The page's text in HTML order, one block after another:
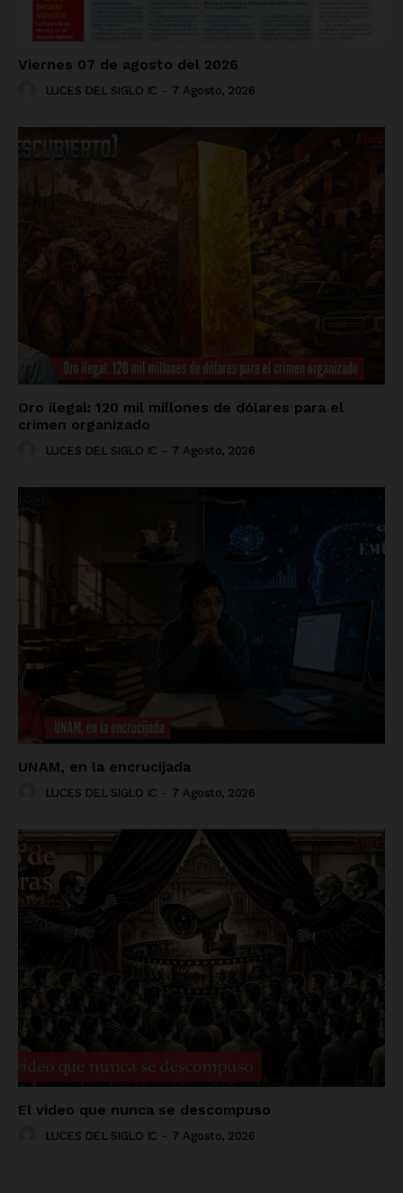
Viernes 07 de agosto del 2026
LUCES DEL SIGLO IC - 7 Agosto, 2026
Oro ilegal: 120 mil millones de dólares para el
crimen organizado
LUCES DEL SIGLO IC - 7 Agosto, 2026
UNAM, en la encrucijada
LUCES DEL SIGLO IC - 7 Agosto, 2026
El video que nunca se descompuso
LUCES DEL SIGLO IC - 7 Agosto, 2026